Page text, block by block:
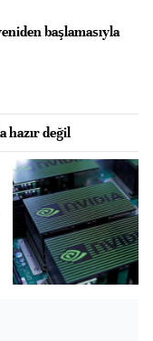
başlamasıyla
hazır değil